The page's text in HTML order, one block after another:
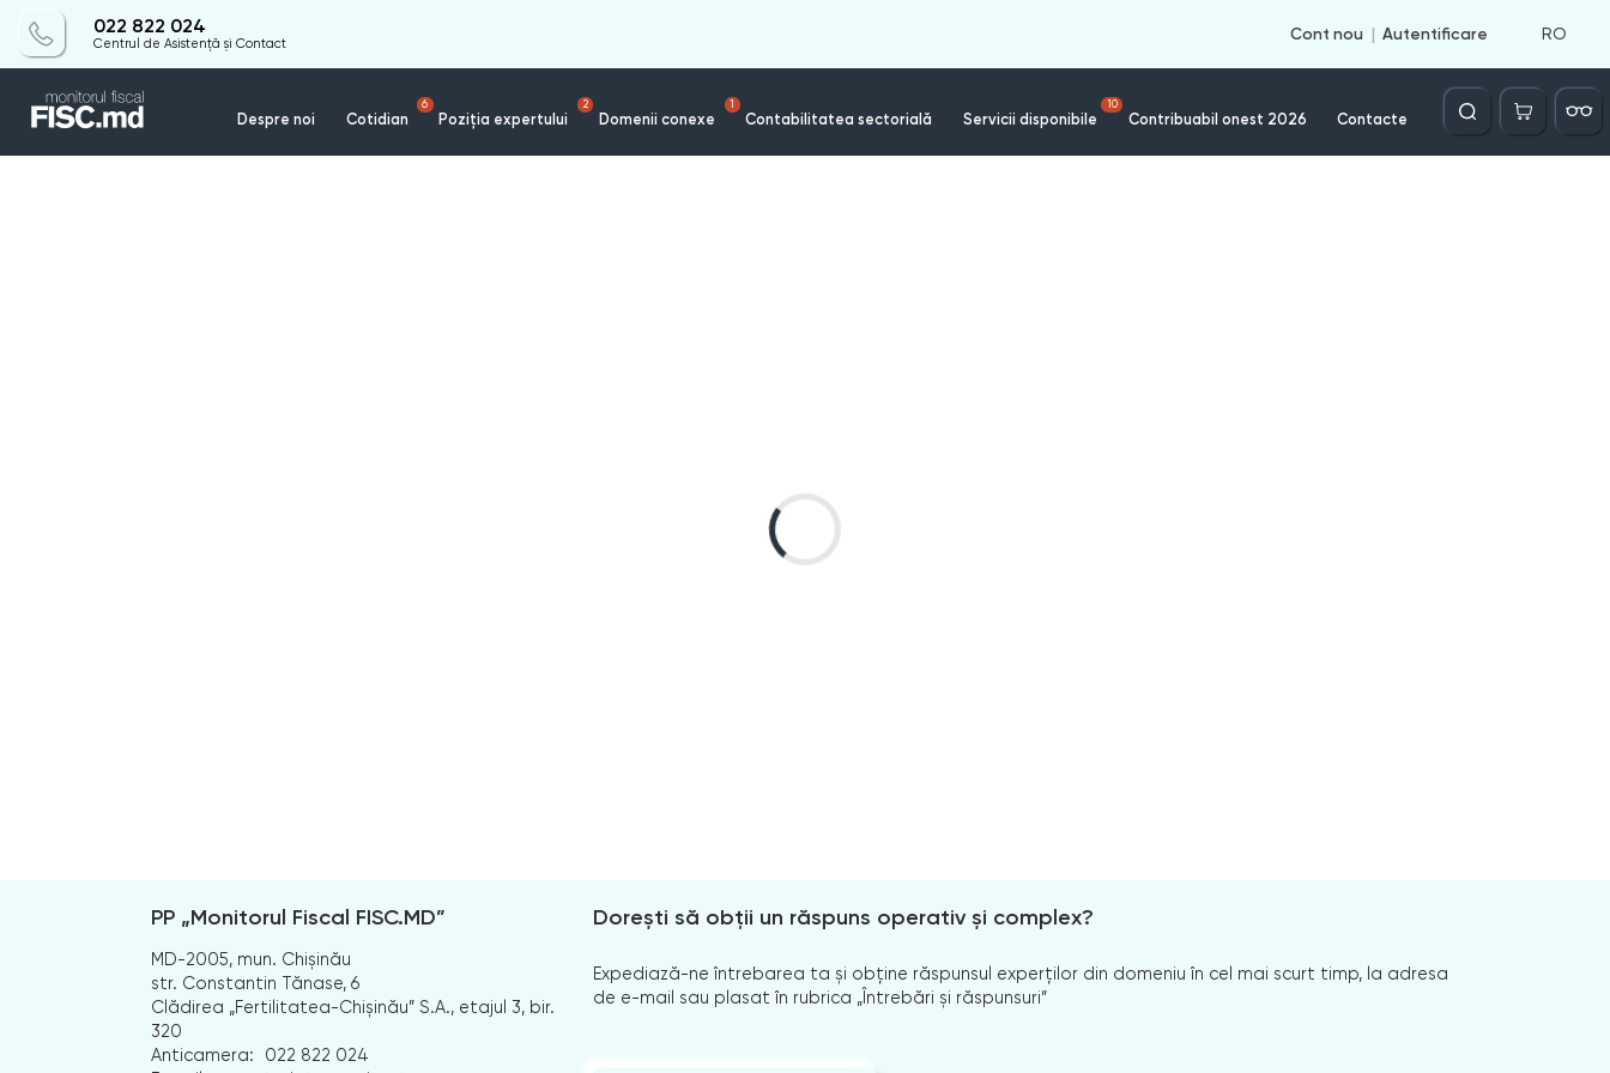
022 822 024
Centrul de Asistență și Contact
Cont nou Autentificare RO
Despre noi Cotidian
6
Poziția expertului
2
Domenii conexe
1
Contabilitatea sectorială Servicii disponibile
10
Contribuabil onest 2026 Contacte
Căutare
PP „Monitorul Fiscal FISC.MD”
MD-2005, mun. Chișinău
str. Constantin Tănase, 6
Clădirea „Fertilitatea-Chișinău” S.A., etajul 3, bir.
320
Anticamera:
022 822 024
Dorești să obții un răspuns operativ și complex?
Expediază-ne întrebarea ta și obține răspunsul experților din domeniu în cel mai scurt timp, la adresa
de e-mail sau plasat în rubrica „Întrebări și răspunsuri”